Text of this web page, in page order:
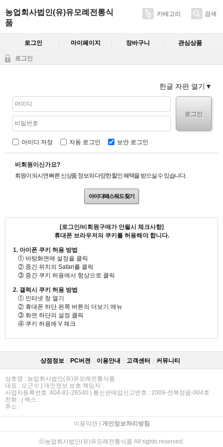
농업회사법인(유)유모례전통식
품
카테고리 검색
로그인 마이페이지 장바구니 관심상품
로그인
한글 자판 열기
로그인
아이디 저장 자동 로그인 보안 로그인
비회원이신가요?
회원이 되시면 빠른 신상품 정보와 다양한 할인 혜택을 받으실 수 있습니다.
아이디/패스워드 찾기
[로그인/비회원구매가 안될시 체크사항]
휴대폰 브라우저의 쿠키를 허용해야 합니다.
1. 아이폰 쿠키 허용 방법
① 바탕화면에 설정을 클릭
② 중간 위치의 Safari를 클릭
③ 중간 쿠키 허용에서 항상으로 클릭
2. 갤럭시 쿠키 허용 방법
① 인터넷 창 열기
② 휴대폰 하단 왼쪽 버튼의 더보기 메뉴
③ 화면 하단의 설정 클릭
④ 쿠키 허용에 V 체크
상점정보 PC버젼 이용안내 고객센터 커뮤니티
상호명 : 농업회사법인(유)유모례전통식품
대표 : 오근수 | 개인정보 보호 책임자 :
사업자등록번호 :404-81-26540 | 통신판매업신고번호 : 2009-전북정읍-004호
전화 : | 팩스 :
주소 :
이용약관| 개인정보처리방침
ⓒ농업회사법인(유)유모례전통식품 All rights reserved.